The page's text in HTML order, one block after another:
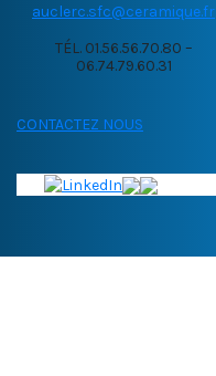
auclerc.sfc@ceramique.fr
TÉL. 01.56.56.70.80 –
06.74.79.60.31
CONTACTEZ NOUS